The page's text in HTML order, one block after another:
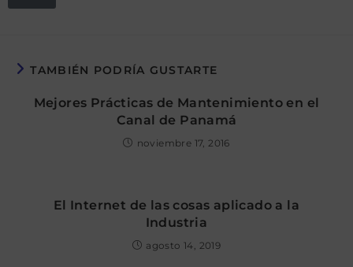
TAMBIÉN PODRÍA GUSTARTE
Mejores Prácticas de Mantenimiento en el
Canal de Panamá
noviembre 17, 2016
El Internet de las cosas aplicado a la
Industria
agosto 14, 2019